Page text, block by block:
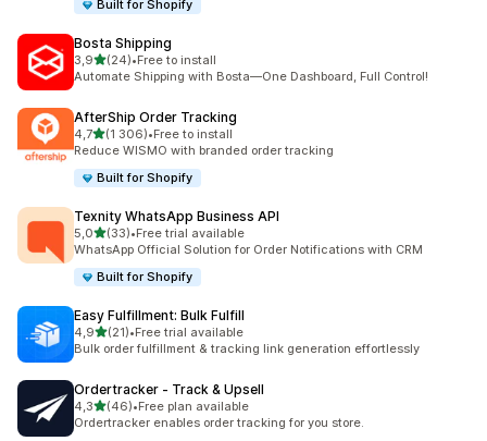
Built for Shopify
Bosta Shipping
3,9z 5 hvězd
(24)
Celkový počet recenzí: 24
•Free to install
Automate Shipping with Bosta—One Dashboard, Full Control!
AfterShip Order Tracking
4,7z 5 hvězd
(1 306)
Celkový počet recenzí: 1306
•Free to install
Reduce WISMO with branded order tracking
Built for Shopify
Texnity WhatsApp Business API
5,0z 5 hvězd
(33)
Celkový počet recenzí: 33
•Free trial available
WhatsApp Official Solution for Order Notifications with CRM
Built for Shopify
Easy Fulfillment: Bulk Fulfill
4,9z 5 hvězd
(21)
Celkový počet recenzí: 21
•Free trial available
Bulk order fulfillment & tracking link generation effortlessly
Ordertracker ‑ Track & Upsell
4,3z 5 hvězd
(46)
Celkový počet recenzí: 46
•Free plan available
Ordertracker enables order tracking for you store.